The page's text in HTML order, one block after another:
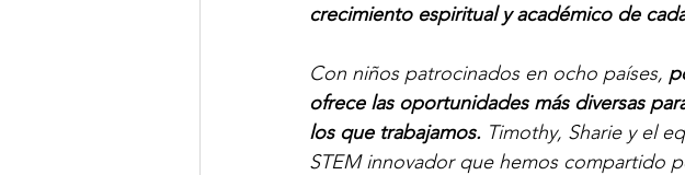
crecimiento espiritual y académico de
Con niños patrocinados en ocho países,
ofrece las oportunidades más diversas
los que trabajamos. Timothy, Sharie y el
STEM innovador que hemos compartido